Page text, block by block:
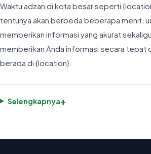
Waktu adzan di kota besar seperti
tentunya akan berbeda beberapa menit,
memberikan informasi yang akurat
memberikan Anda informasi secara tepat
berada di {location}.
Selengkapnya+